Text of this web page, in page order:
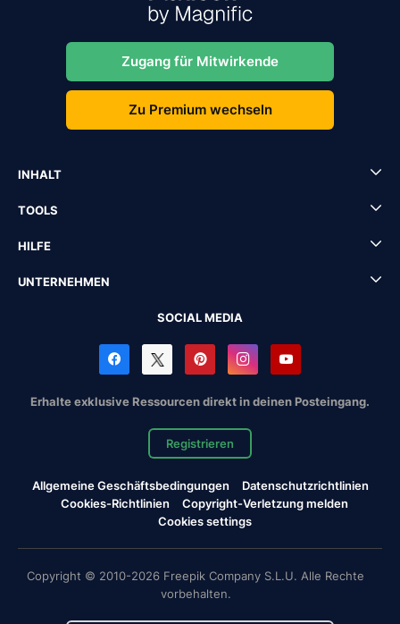
Zugang für Mitwirkende
Zu Premium wechseln
INHALT
TOOLS
HILFE
UNTERNEHMEN
SOCIAL MEDIA
Erhalte exklusive Ressourcen direkt in deinen Posteingang.
Registrieren
Allgemeine Geschäftsbedingungen
Datenschutzrichtlinien
Cookies-Richtlinien
Copyright-Verletzung melden
Cookies settings
Copyright © 2010-2026 Freepik Company S.L.U. Alle Rechte
vorbehalten.